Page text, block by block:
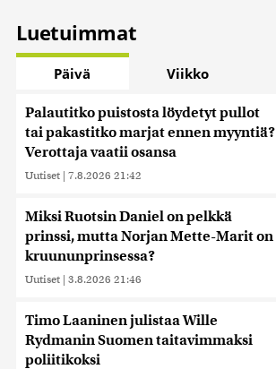
Luetuimmat
Päivä Viikko
Palautitko puistosta löydetyt pullot
tai pakastitko marjat ennen myyntiä?
Verottaja vaatii osansa
Uutiset | 7.8.2026 21:42
Miksi Ruotsin Daniel on pelkkä
prinssi, mutta Norjan Mette-Marit on
kruununprinsessa?
Uutiset | 3.8.2026 21:46
Timo Laaninen julistaa Wille
Rydmanin Suomen taitavimmaksi
poliitikoksi